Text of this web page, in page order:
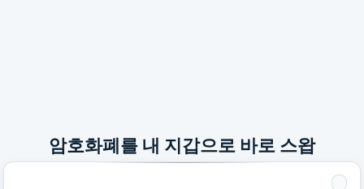
암호화폐를 내 지갑으로 바로 스왑